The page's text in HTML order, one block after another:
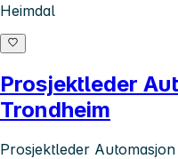
Heimdal
Prosjektleder
Trondheim
Prosjektleder Automasjon